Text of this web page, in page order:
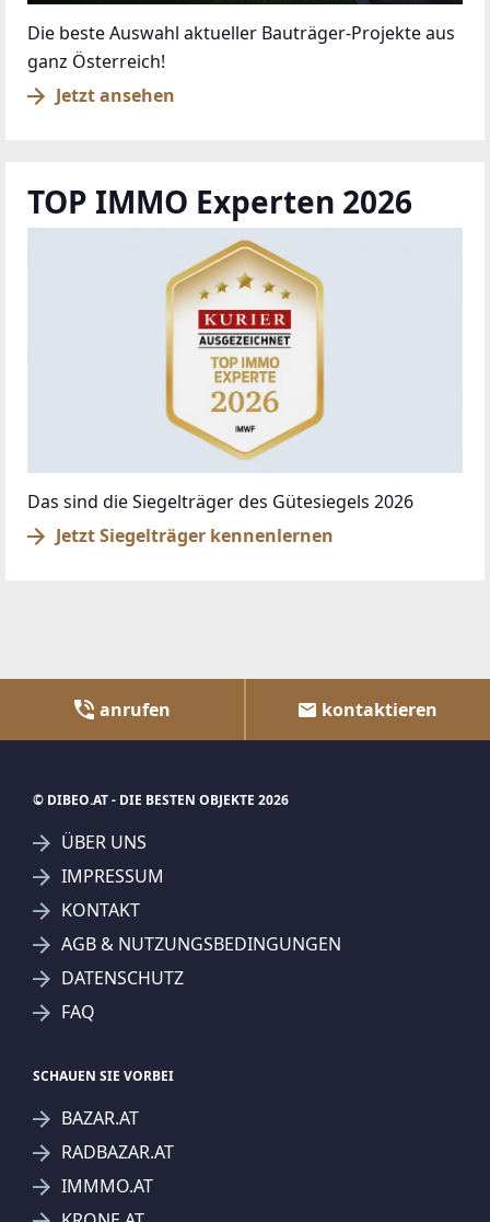
Die beste Auswahl aktueller Bauträger-Projekte aus
ganz Österreich!
Jetzt ansehen
TOP IMMO Experten 2026
Das sind die Siegelträger des Gütesiegels 2026
Jetzt Siegelträger kennenlernen
anrufen kontaktieren
© DIBEO.AT - DIE BESTEN OBJEKTE 2026
ÜBER UNS
IMPRESSUM
KONTAKT
AGB & NUTZUNGSBEDINGUNGEN
DATENSCHUTZ
FAQ
SCHAUEN SIE VORBEI
BAZAR.AT
RADBAZAR.AT
IMMMO.AT